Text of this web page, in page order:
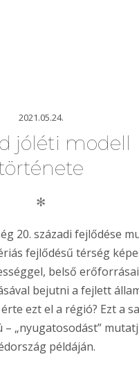
2021.05.24.
jóléti modell
✻
20. századi fejlődése
fejlődésű térség
belső erőforrásai
bejutni a fejlett
ezt el a régió? Ezt a
– „nyugatosodást”
példáján.